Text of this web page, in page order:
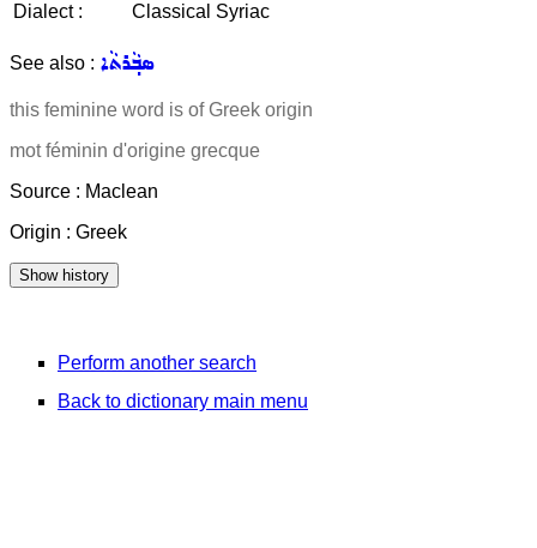
Dialect :
Classical Syriac
See also : ܣܒ݂ܵܪܬܵܐ
this feminine word is of Greek origin
mot féminin d'origine grecque
Source : Maclean
Origin : Greek
Perform another search
Back to dictionary main menu